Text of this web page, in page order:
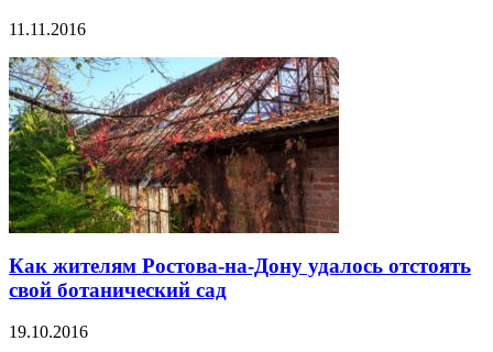
11.11.2016
Как жителям Ростова-на-Дону удалось отстоять
свой ботанический сад
19.10.2016